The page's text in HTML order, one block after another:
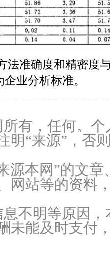
法准确度和精密度
业分析标准。
有，任何。
明“来源”，否
源本网”的文
网站等的资料
不明等原因
未能及时支付